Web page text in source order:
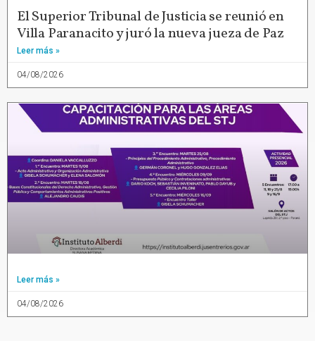
El Superior Tribunal de Justicia se reunió en
Villa Paranacito y juró la nueva jueza de Paz
Leer más »
04/08/2026
Leer más »
04/08/2026